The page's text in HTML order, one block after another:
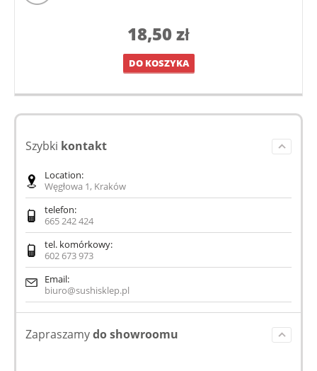
18,50zł
DO KOSZYKA
Szybki kontakt
Location:
Węgłowa 1, Kraków
telefon:
665 242 424
tel. komórkowy:
602 673 973
Email:
biuro@sushisklep.pl
Zapraszamydo showroomu